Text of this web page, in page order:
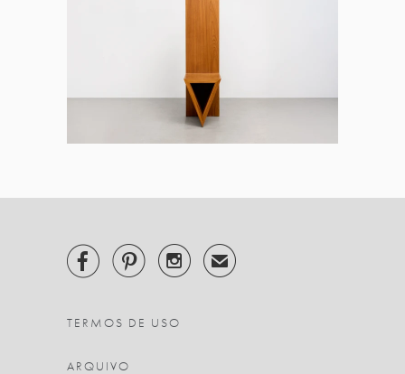
   ✉
TERMOS DE USO
ARQUIVO